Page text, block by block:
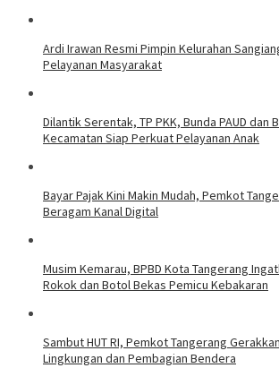
Ardi Irawan Resmi Pimpin Kelurahan
Pelayanan Masyarakat
Dilantik Serentak, TP PKK, Bunda PAUD dan
Kecamatan Siap Perkuat Pelayanan Anak
Bayar Pajak Kini Makin Mudah, Pemkot
Beragam Kanal Digital
Musim Kemarau, BPBD Kota Tangerang
Rokok dan Botol Bekas Pemicu Kebakaran
Sambut HUT RI, Pemkot Tangerang
Lingkungan dan Pembagian Bendera